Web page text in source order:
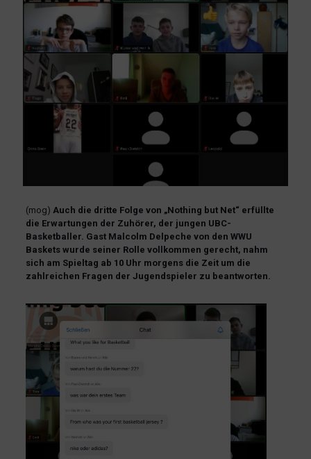
(mog) Auch die dritte Folge von „Nothing but Net“ erfüllte
die Erwartungen der Zuhörer, der jungen UBC-
Basketballer. Gast Malcolm Delpeche von den WWU
Baskets wurde seiner Rolle vollkommen gerecht, nahm
sich am Spieltag ab 10 Uhr morgens die Zeit um die
zahlreichen Fragen der Jugendspieler zu beantworten.